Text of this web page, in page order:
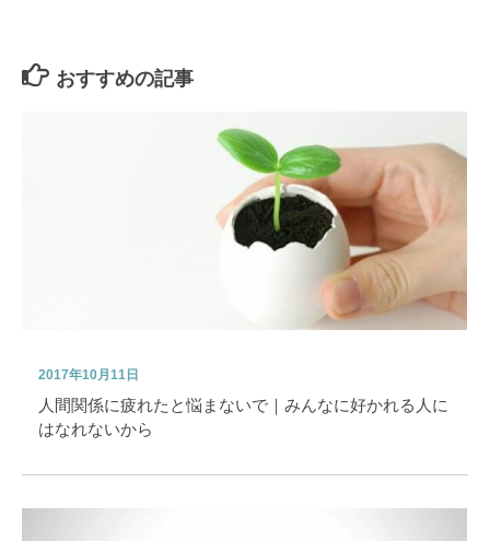
おすすめの記事
2017年10月11日
人間関係に疲れたと悩まないで｜みんなに好かれる人に
はなれないから